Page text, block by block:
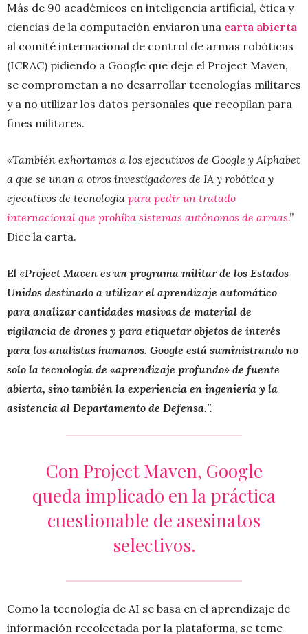
Más de 90 académicos en inteligencia artificial, ética y
ciencias de la computación enviaron una carta abierta
al comité internacional de control de armas robóticas
(ICRAC) pidiendo a Google que deje el Project Maven,
se comprometan a no desarrollar tecnologías militares
y a no utilizar los datos personales que recopilan para
fines militares.
«También exhortamos a los ejecutivos de Google y Alphabet
a que se unan a otros investigadores de IA y robótica y
ejecutivos de tecnología para pedir un tratado
internacional que prohíba sistemas autónomos de armas.”
Dice la carta.
El «Project Maven es un programa militar de los Estados
Unidos destinado a utilizar el aprendizaje automático
para analizar cantidades masivas de material de
vigilancia de drones y para etiquetar objetos de interés
para los analistas humanos. Google está suministrando no
solo la tecnología de «aprendizaje profundo» de fuente
abierta, sino también la experiencia en ingeniería y la
asistencia al Departamento de Defensa.”.
Con Project Maven, Google
queda implicado en la práctica
cuestionable de asesinatos
selectivos.
Como la tecnología de AI se basa en el aprendizaje de
información recolectada por la plataforma, se teme